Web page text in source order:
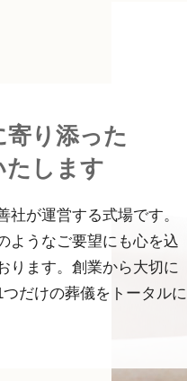
寄り添った
たします
が運営する式場です。
ようなご要望にも心を込
ります。創業から大切に
だけの葬儀をトータルに